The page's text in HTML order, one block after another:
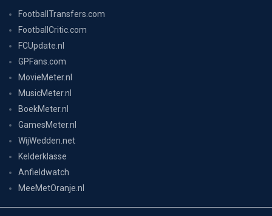
FootballTransfers.com
FootballCritic.com
FCUpdate.nl
GPFans.com
MovieMeter.nl
MusicMeter.nl
BoekMeter.nl
GamesMeter.nl
WijWedden.net
Kelderklasse
Anfieldwatch
MeeMetOranje.nl